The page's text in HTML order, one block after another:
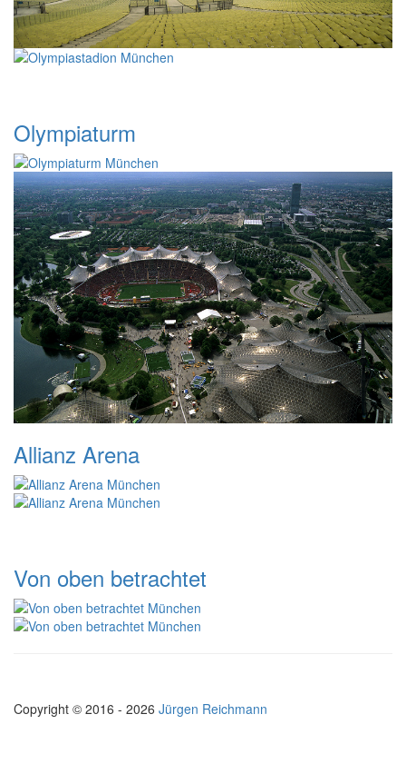
Olympiaturm
Allianz Arena
Von oben betrachtet
Copyright © 2016 - 2026 Jürgen Reichmann